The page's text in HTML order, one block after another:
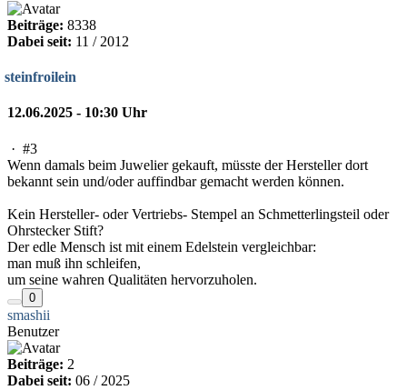
Beiträge: 8338
Dabei seit: 11 / 2012
steinfroilein
12.06.2025 - 10:30 Uhr
· #3
Wenn damals beim Juwelier gekauft, müsste der Hersteller dort
bekannt sein und/oder auffindbar gemacht werden können.
Kein Hersteller- oder Vertriebs- Stempel an Schmetterlingsteil oder
Ohrstecker Stift?
Der edle Mensch ist mit einem Edelstein vergleichbar:
man muß ihn schleifen,
um seine wahren Qualitäten hervorzuholen.
0
smashii
Benutzer
Beiträge: 2
Dabei seit: 06 / 2025